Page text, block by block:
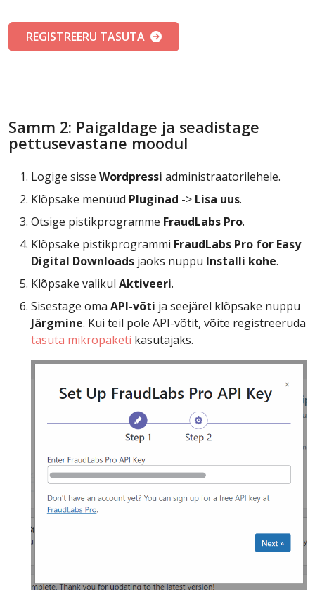
REGISTREERU TASUTA
Samm 2: Paigaldage ja seadistage
pettusevastane moodul
Logige sisse Wordpressi administraatorilehele.
Klõpsake menüüd Pluginad -> Lisa uus.
Otsige pistikprogramme FraudLabs Pro.
Klõpsake pistikprogrammi FraudLabs Pro for Easy
Digital Downloads jaoks nuppu Installi kohe.
Klõpsake valikul Aktiveeri.
Sisestage oma API-võti ja seejärel klõpsake nuppu
Järgmine. Kui teil pole API-võtit, võite registreeruda
tasuta mikropaketi kasutajaks.